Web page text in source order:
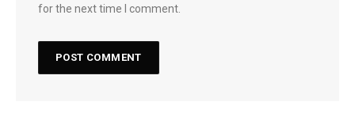
for the next time I comment.